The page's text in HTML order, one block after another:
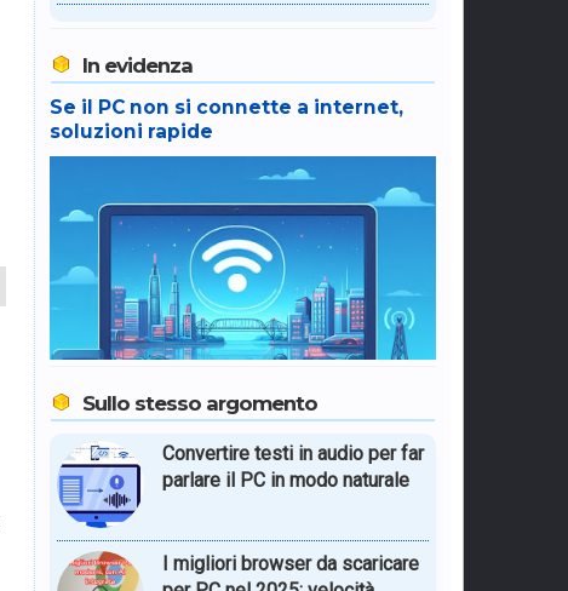
In evidenza
Se il PC non si connette a internet,
soluzioni rapide
Sullo stesso argomento
Convertire testi in audio per far
parlare il PC in modo naturale
I migliori browser da scaricare